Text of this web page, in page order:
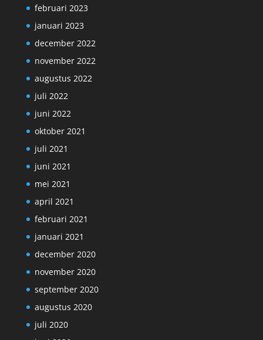
februari 2023
januari 2023
december 2022
november 2022
augustus 2022
juli 2022
juni 2022
oktober 2021
juli 2021
juni 2021
mei 2021
april 2021
februari 2021
januari 2021
december 2020
november 2020
september 2020
augustus 2020
juli 2020